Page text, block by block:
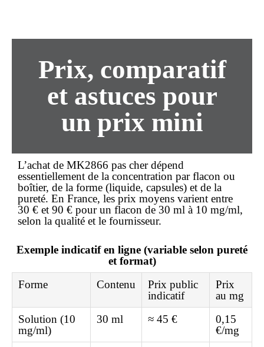
Prix, comparatif
et astuces pour
un prixmini
L’achat de MK2866 pas cherdépend
essentiellement de la concentration par flacon ou
boîtier, de la forme (liquide, capsules) et de la
pureté. En France, les prix moyens varient entre
30 € et 90 € pour un flacon de 30 ml à 10 mg/ml,
selon la qualité et le fournisseur.
Exemple indicatif en ligne (variable selon pureté
et format)
Forme
Contenu
Prix public
indicatif
Prix
au mg
Solution (10
mg/ml)
30 ml ≈ 45 €
0,15
€/mg